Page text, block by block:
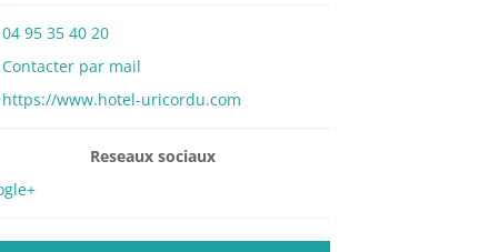
04 95 35 40 20
Contacter par mail
https://www.hotel-uricordu.com
Reseaux sociaux